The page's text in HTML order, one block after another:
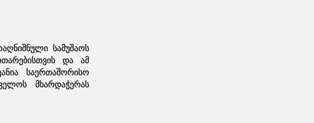
სამუშაოს
და ამ
საერთაშორისო
მხარდაჭერას